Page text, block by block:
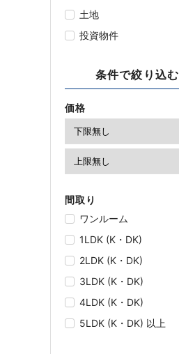
土地
投資物件
条件で絞り込む
価格
間取り
ワンルーム
1LDK (K・DK)
2LDK (K・DK)
3LDK (K・DK)
4LDK (K・DK)
5LDK (K・DK) 以上